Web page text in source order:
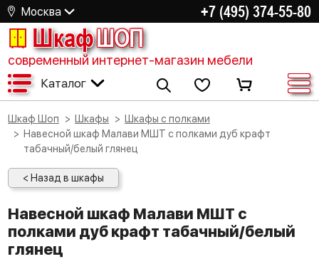
Москва +7 (495) 374-55-80
ШкафШОП
современный интернет-магазин мебели
Каталог
Шкаф Шоп Шкафы
Шкафы с полками
Навесной шкаф Малави МШТ с полками дуб крафт
табачный/белый глянец
< Назад в шкафы
Навесной шкаф Малави МШТ с
полками дуб крафт табачный/белый
глянец